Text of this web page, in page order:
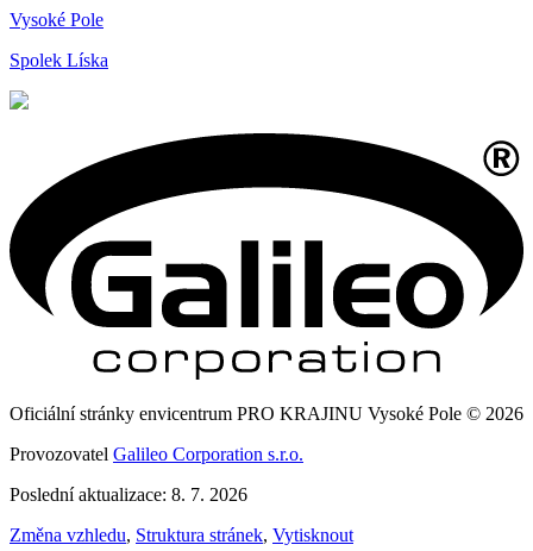
Vysoké Pole
Spolek Líska
Oficiální stránky envicentrum PRO KRAJINU Vysoké Pole © 2026
Provozovatel Galileo Corporation s.r.o.
Poslední aktualizace: 8. 7. 2026
Změna vzhledu, Struktura stránek, Vytisknout